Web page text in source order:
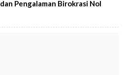
dan Pengalaman Birokrasi Nol